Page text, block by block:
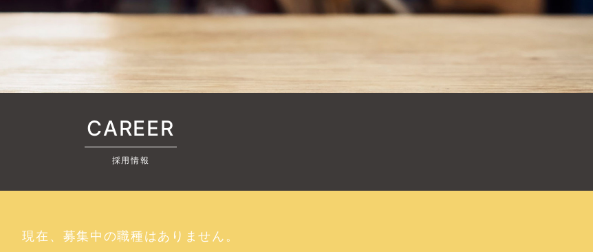
CAREER
採用情報
現在、募集中の職種はありません。